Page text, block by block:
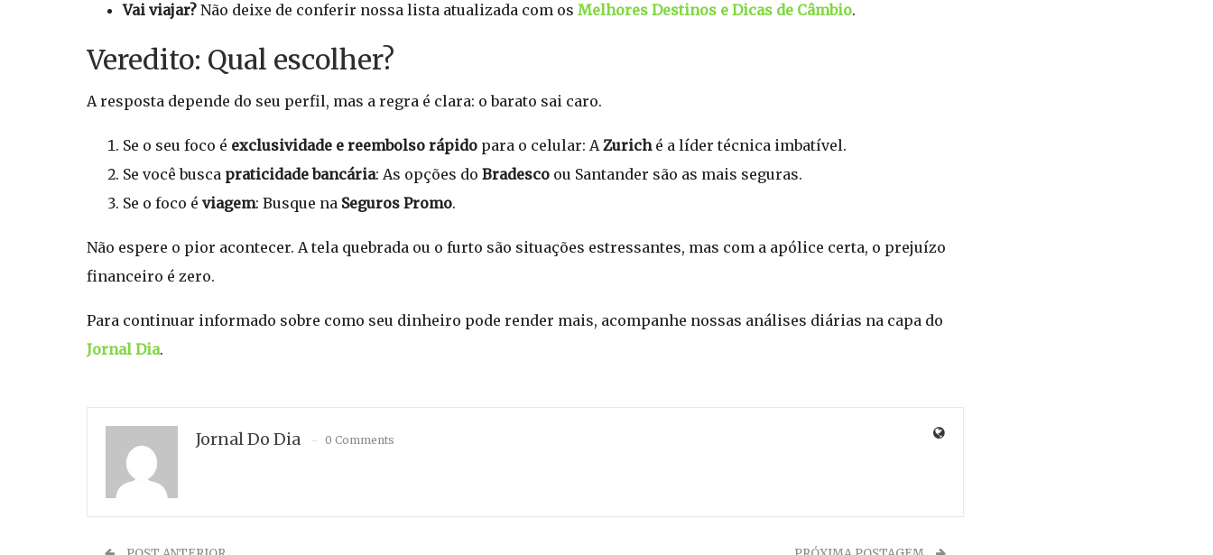
Vai viajar? Não deixe de conferir nossa lista atualizada com os Melhores Destinos e Dicas de Câmbio.
Veredito: Qual escolher?
A resposta depende do seu perfil, mas a regra é clara: o barato sai caro.
Se o seu foco é exclusividade e reembolso rápido para o celular: AZuriché a líder técnica imbatível.
Se você busca praticidade bancária: As opções do Bradesco ou Santander são as mais seguras.
Se o foco é viagem: Busque na Seguros Promo.
Não espere o pior acontecer. A tela quebrada ou o furto são situações estressantes, mas com a apólice certa, o prejuízo
financeiro é zero.
Para continuar informado sobre como seu dinheiro pode render mais, acompanhe nossas análises diárias na capa do
Jornal Dia.
Jornal Do Dia 0 Comments